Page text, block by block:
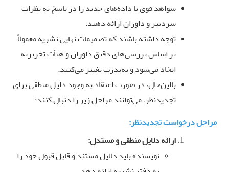
شواهد قوی یا داده‌های جدید را در پاسخ به نظرات
سردبیر و داوران ارائه دهند.
توجه داشته باشند که تصمیمات نهایی نشریه معمولاً
بر اساس بررسی‌های دقیق داوران و هیأت تحریریه
اتخاذ می‌شود و به‌ندرت تغییر می‌کنند.
بااین‌حال، در صورت اعتقاد به وجود دلیل منطقی برای
تجدیدنظر، می‌توانند مراحل زیر را دنبال کنند:
مراحل درخواست تجدیدنظر:
ارائه دلایل منطقی و مستدل:
نویسنده باید دلایل مستند و قابل قبول خود را